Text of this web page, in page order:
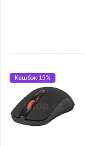
Кешбэк 15%